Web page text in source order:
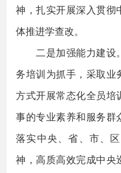
神，扎实开展深入贯彻
体推进学查改。
二是加强能力建设
务培训为抓手，采取业
方式开展常态化全员培
事的专业素养和服务群
落实中央、省、市、
神，高质高效完成中央